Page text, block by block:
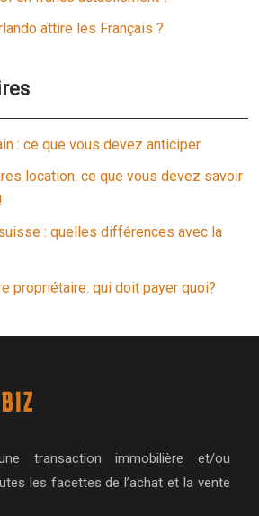
attire les Français ?
: ce que vous devez anticiper.
location: ce que vous devez savoir
: quelles différences avec la
propriétaire: qui doit payer quoi?
transaction immobilière et/ou
les facettes de l’achat et la vente